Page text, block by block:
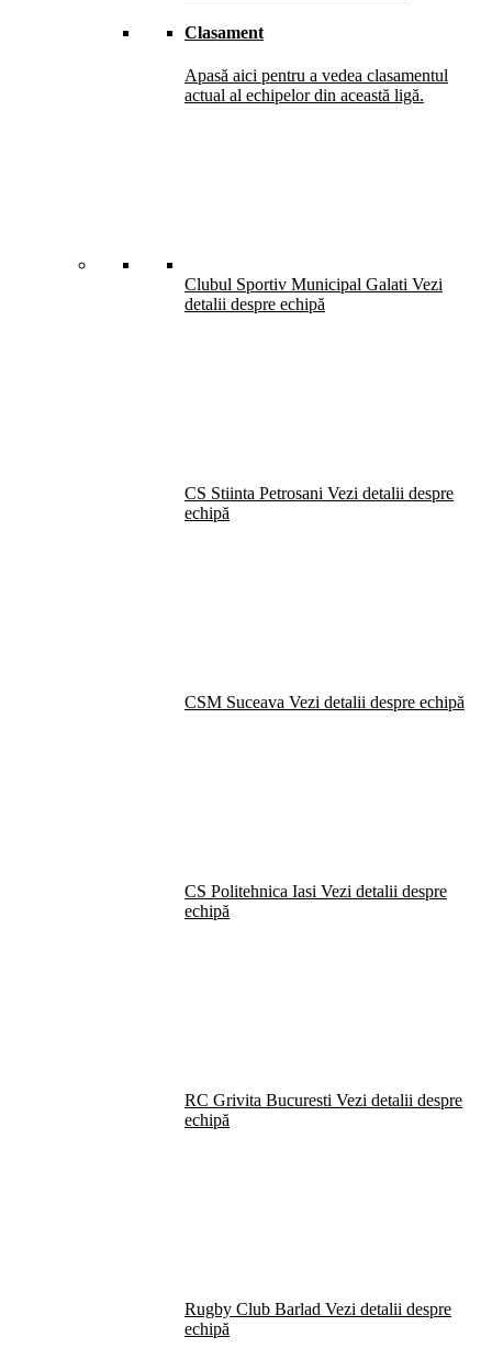
Clasament
Apasă aici pentru a vedea clasamentul
actual al echipelor din această ligă.
Clubul Sportiv Municipal Galati Vezi
detalii despre echipă
CS Stiinta Petrosani Vezi detalii despre
echipă
CSM Suceava Vezi detalii despre echipă
CS Politehnica Iasi Vezi detalii despre
echipă
RC Grivita Bucuresti Vezi detalii despre
echipă
Rugby Club Barlad Vezi detalii despre
echipă